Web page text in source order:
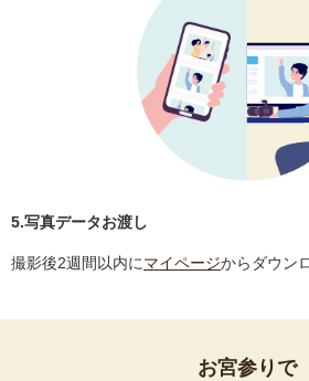
5.写真データお渡し
撮影後2週間以内にマイページからダウン
お宮参りで